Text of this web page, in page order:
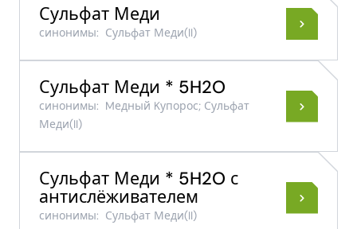
Сульфат Меди
синонимы: Сульфат Меди​(II)​
Сульфат Меди * 5H2O
синонимы: Mедный Kупорос; Сульфат
Меди​(II)​
Сульфат Меди * 5H2O с
антислёживателем
синонимы: Сульфат Меди​(II)​